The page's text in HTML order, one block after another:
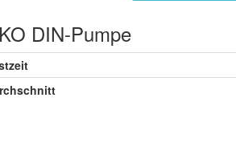
DIN-Pumpe